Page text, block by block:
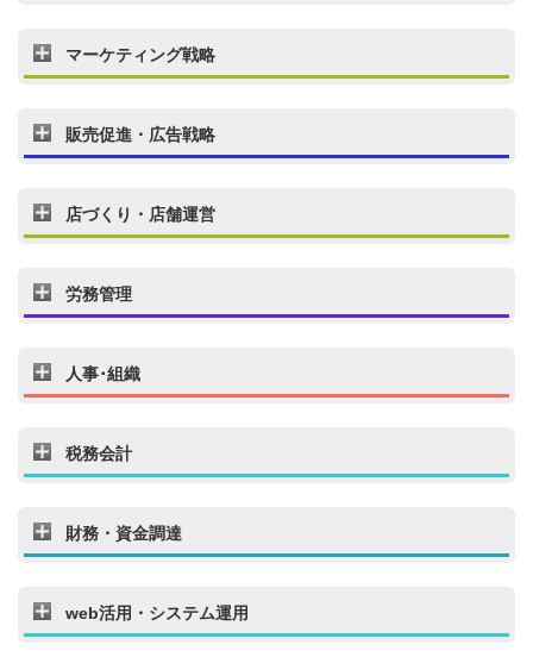
マーケティング戦略
販売促進・広告戦略
店づくり・店舗運営
労務管理
人事･組織
税務会計
財務・資金調達
web活用・システム運用